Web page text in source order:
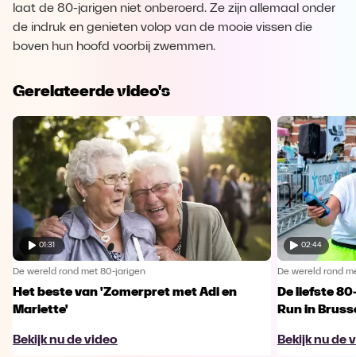
laat de 80-jarigen niet onberoerd. Ze zijn allemaal onder
de indruk en genieten volop van de mooie vissen die
boven hun hoofd voorbij zwemmen.
Gerelateerde video's
01:31
De wereld rond met 80-jarigen
Het beste van 'Zomerpret met Adi en
Mariette'
Bekijk nu de video
02:44
De wereld rond
De liefste
Run in
Bekijk nu de